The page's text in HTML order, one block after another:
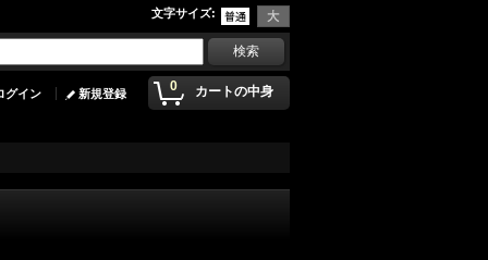
文字サイズ:
0 カートの中身
グイン 新規登録